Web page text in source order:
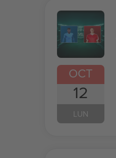
OCT
12
LUN